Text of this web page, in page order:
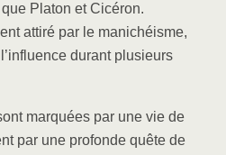
Platon et Cicéron.
attiré par le manichéisme,
durant plusieurs
marquées par une vie de
par une profonde quête de